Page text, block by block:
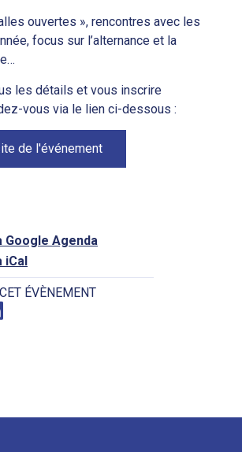
ouvertes », rencontres avec les
focus sur l’alternance et la
les détails et vous inscrire
vous via le lien ci-dessous :
de l'événement
Google Agenda
iCal
ÉVÈNEMENT